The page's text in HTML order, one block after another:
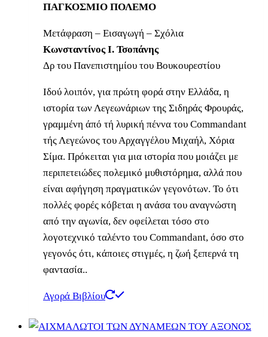
ΠΑΓΚΟΣΜΙΟ ΠΟΛΕΜΟ
Μετάφραση – Εισαγωγή – Σχόλια
Κωνσταντίνος Ι. Τσοπάνης
Δρ του Πανεπιστημίου του Βουκουρεστίου
Ιδού λοιπόν, για πρώτη φορά στην Ελλάδα, η
ιστορία των Λεγεωνάριων της Σιδηράς Φρουράς,
γραμμένη άπό τή λυρική πέννα του Commandant
τής Λεγεώνος του Αρχαγγέλου Μιχαήλ, Χόρια
Σίμα. Πρόκειται για μια ιστορία που μοιάζει με
περιπετειώδες πολεμικό μυθιστόρημα, αλλά που
είναι αφήγηση πραγματικών γεγονότων. Το ότι
πολλές φορές κόβεται η ανάσα του αναγνώστη
από την αγωνία, δεν οφείλεται τόσο στο
λογοτεχνικό ταλέντο του Commandant, όσο στο
γεγονός ότι, κάποιες στιγμές, η ζωή ξεπερνά τη
φαντασία..
Αγορά Βιβλίου